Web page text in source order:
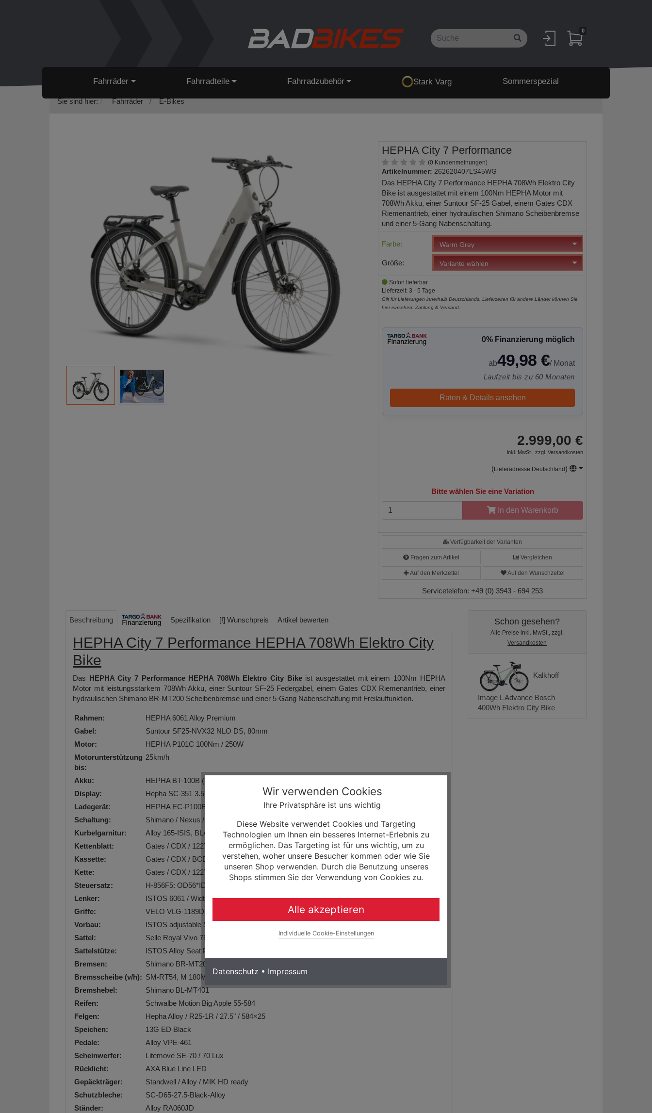
0
Fahrräder Fahrradteile Fahrradzubehör Stark Varg Sommerspezial
Sie sind hier: Fahrräder E-Bikes
HEPHA City 7 Performance
(0 Kundenmeinungen)
Artikelnummer: 262620407LS45WG
Das HEPHA City 7 Performance HEPHA 708Wh Elektro City
Bike ist ausgestattet mit einem 100Nm HEPHA Motor mit
708Wh Akku, einer Suntour SF-25 Gabel, einem Gates CDX
Riemenantrieb, einer hydraulischen Shimano Scheibenbremse
und einer 5-Gang Nabenschaltung.
Farbe:
Größe:
Sofort lieferbar
Lieferzeit: 3 - 5 Tage
Gilt für Lieferungen innerhalb Deutschlands, Lieferzeiten für andere Länder können Sie
hier einsehen:Zahlung & Versand.
0% Finanzierung möglich
ab49,98 €/ Monat
Laufzeit bis zu 60 Monaten
Raten & Details ansehen
2.999,00 €
inkl. MwSt., zzgl. Versandkosten
(Lieferadresse Deutschland)
Bitte wählen Sie eine Variation
In den Warenkorb
Verfügbarkeit der Varianten
Fragen zum Artikel Vergleichen
Auf den Merkzettel Auf den Wunschzettel
Servicetelefon:+49 (0) 3943 - 694 253
Beschreibung Spezifikation [!] Wunschpreis Artikel bewerten
HEPHA City 7 Performance HEPHA 708Wh Elektro City
Bike
Das HEPHA City 7 Performance HEPHA 708Wh Elektro City Bikeist ausgestattet mit einem 100Nm HEPHA
Motor mit leistungsstarkem 708Wh Akku, einer Suntour SF-25 Federgabel, einem Gates CDX Riemenantrieb, einer
hydraulischen Shimano BR-MT200 Scheibenbremse und einer 5-Gang Nabenschaltung mit Freilauffunktion.
Rahmen:
HEPHA 6061 Alloy Premium
Gabel:
Suntour SF25-NVX32 NLO DS, 80mm
Motor:
HEPHA P101C 100Nm / 250W
Motorunterstützung
bis:
25km/h
Akku:
HEPHA BT-100B (708Wh)
Display:
Hepha SC-351 3.5'' Display
Ladegerät:
HEPHA EC-P100B (6A / Ultra Fast)
Schaltung:
Shimano / Nexus / 5-Speed
Kurbelgarnitur:
Alloy 165-ISIS, BLACK
Kettenblatt:
Gates / CDX / 122T
Kassette:
Gates / CDX / BCD104, 42T, CL=45.5MM
Kette:
Gates / CDX / 122T
Steuersatz:
H-856F5: OD56*ID39,8*CONE RACE_39,8
Lenker:
ISTOS 6061 / Width 700mm / Barbore: 31.8mm
Griffe:
VELO VLG-1189D3 140mm
Vorbau:
ISTOS adjustable Stem / 90mm
Sattel:
Selle Royal Vivo 7823 BLACK COREL
Sattelstütze:
ISTOS Alloy Seat Post, 31.6x300mm
Bremsen:
Shimano BR-MT200
Bremsscheibe (v/h): SM-RT54, M 180MMRT-EM300, M 160MM
Bremshebel:
Shimano BL-MT401
Reifen:
Schwalbe Motion Big Apple 55-584
Felgen:
Hepha Alloy / R25-1R / 27.5" / 584×25
Speichen:
13G ED Black
Pedale:
Alloy VPE-461
Scheinwerfer:
Litemove SE-70 / 70 Lux
Rücklicht:
AXA Blue Line LED
Gepäckträger:
Standwell / Alloy / MIK HD ready
Schutzbleche:
SC-D65-27.5-Black-Alloy
Ständer:
Alloy RA060JD
Schon gesehen?
Alle Preise inkl. MwSt., zzgl.
Versandkosten
Kalkhoff
Image L Advance Bosch
400Wh Elektro City Bike
Wir verwenden Cookies
Ihre Privatsphäre ist uns wichtig
Diese Website verwendet Cookies und Targeting
Technologien um Ihnen ein besseres Internet-Erlebnis zu
ermöglichen. Das Targeting ist für uns wichtig, um zu
verstehen, woher unsere Besucher kommen oder wie Sie
unseren Shop verwenden. Durch die Benutzung unseres
Shops stimmen Sie der Verwendung von Cookies zu.
Alle akzeptieren
Individuelle Cookie-Einstellungen
Datenschutz • Impressum